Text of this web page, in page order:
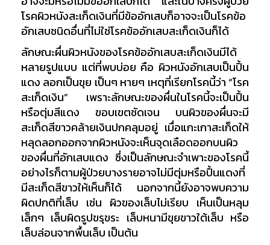
โรคผิวหนังสะเก็ดเงินที่มีข้ออักเสบก็อาจจะเป็นโรคข้อ
อักเสบชนิดอื่นที่ไม่ใช่โรคข้ออักเสบสะเก็ดเงินก็ได้
ลักษณะผื่นผิวหนังของโรคข้ออักเสบสะเก็ดเงินมีได้
หลายรูปแบบ แต่ที่พบบ่อย คือ ผิวหนังอักเสบเป็นปื้น
แดง ลอกเป็นขุย เป็นๆ หายๆ เหตุที่เรียกโรคนี้ว่า “โรค
สะเก็ดเงิน” เพราะลักษณะของผื่นในโรคนี้จะเป็นปื้น
หรือตุ่มสีแดง ขอบเขตชัดเจน บนผิวของผื่นจะมี
สะเก็ดสีขาวคล้ายเงินปกคลุมอยู่ เมื่อแกะเกาสะเก็ดให้
หลุดลอกออกจากผิวหนังจะเห็นจุดเลือดออกบนผิว
ของผื่นที่อักเสบแดง ซึ่งเป็นลักษณะจำเพาะของโรคนี้
อย่างไรก็ตามผู้ป่วยบางรายอาจไม่มีตุ่มหรือปื้นแดงที่
มีสะเก็ดสีขาวให้เห็นก็ได้ นอกจากนี้ยังอาจพบความ
ผิดปกติที่เล็บ เช่น ผิวของเล็บไม่เรียบ เห็นเป็นหลุม
เล็กๆ เล็บผิดรูปขรุขระ เล็บหนามีขุยขาวใต้เล็บ หรือ
เล็บล่อนจากพื้นเล็บ เป็นต้น